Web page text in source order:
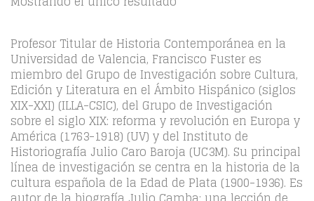
Profesor Titular de Historia Contemporánea en la
Universidad de Valencia, Francisco Fuster es
miembro del Grupo de Investigación sobre Cultura,
Edición y Literatura en el Ámbito Hispánico (siglos
XIX-XXI) (ILLA-CSIC), del Grupo de Investigación
sobre el siglo XIX: reforma y revolución en Europa y
América (1763-1918) (UV) y del Instituto de
Historiografía Julio Caro Baroja (UC3M). Su principal
línea de investigación se centra en la historia de la
cultura española de la Edad de Plata (1900-1936). Es